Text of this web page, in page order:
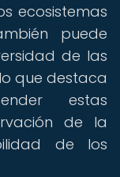
ecosistemas
puede
de las
que destaca
estas
de la
de los